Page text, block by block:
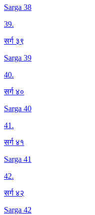
Sarga 38
39.
सर्ग ३९
Sarga 39
40.
सर्ग ४०
Sarga 40
41.
सर्ग ४१
Sarga 41
42.
सर्ग ४२
Sarga 42